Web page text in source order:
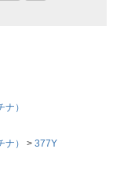
）
）
377Y